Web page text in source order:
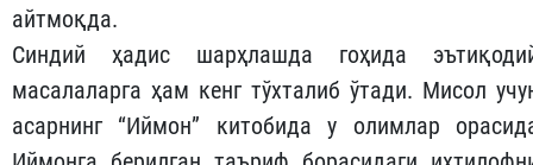
айтмоқда.
Синдий ҳадис шарҳлашда гоҳида
масалаларга ҳам кенг тўхталиб ўтади. Мисол
асарнинг “Иймон” китобида у олимлар